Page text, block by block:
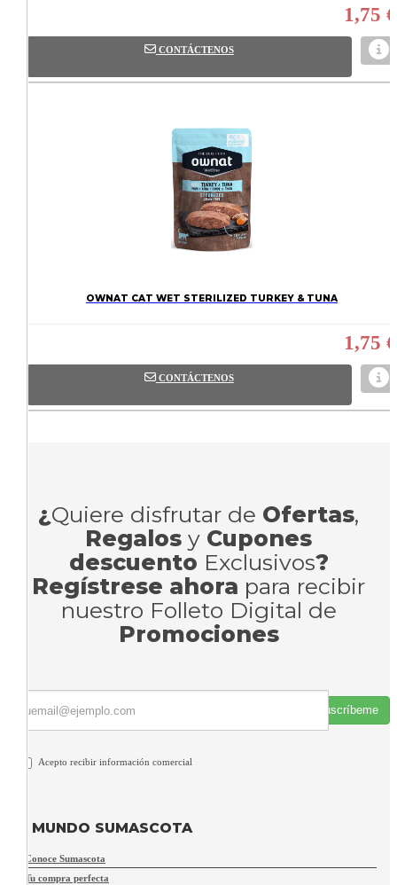
1,75 €
CONTÁCTENOS
OWNAT CAT WET STERILIZED TURKEY & TUNA
1,75 €
CONTÁCTENOS
¿Quiere disfrutar de Ofertas,
Regalos y Cupones
descuento Exclusivos?
Regístrese ahora para recibir
nuestro Folleto Digital de
Promociones
Suscríbeme
Acepto recibir información comercial
MUNDO SUMASCOTA
Conoce Sumascota
Tu compra perfecta